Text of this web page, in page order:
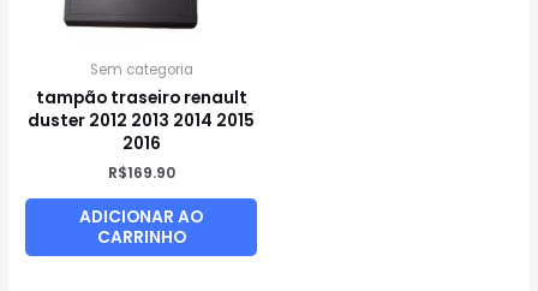
Sem categoria
tampão traseiro renault
duster 2012 2013 2014 2015
2016
R$169.90
ADICIONAR AO
CARRINHO